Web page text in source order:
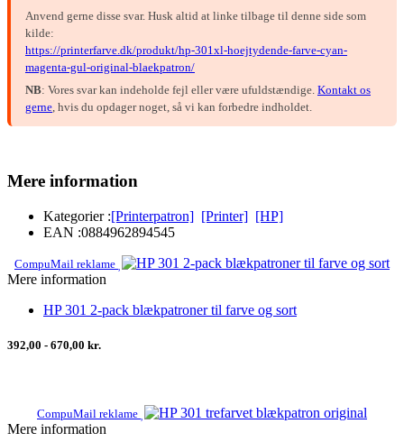
Anvend gerne disse svar. Husk altid at linke tilbage til denne side som
kilde:
https://printerfarve.dk/produkt/hp-301xl-hoejtydende-farve-cyan-
magenta-gul-original-blaekpatron/
NB: Vores svar kan indeholde fejl eller være ufuldstændige. Kontakt os
gerne , hvis du opdager noget, så vi kan forbedre indholdet.
Mere information
Kategorier :[Printerpatron] [Printer] [HP]
EAN :0884962894545
CompuMail reklame
Mere information
HP 301 2-pack blækpatroner til farve og sort
392,00 - 670,00 kr.
CompuMail reklame
Mere information